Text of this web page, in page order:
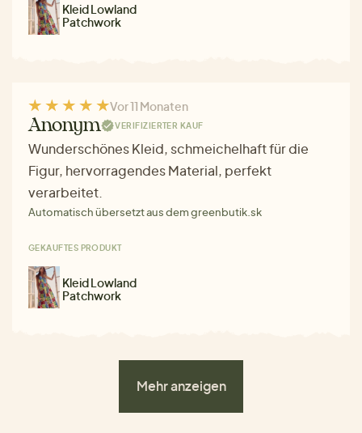
Kleid Lowland
Patchwork
Vor 11 Monaten
Anonym VERIFIZIERTER KAUF
Wunderschönes Kleid, schmeichelhaft für die
Figur, hervorragendes Material, perfekt
verarbeitet.
Automatisch übersetzt aus dem greenbutik.sk
GEKAUFTES PRODUKT
Kleid Lowland
Patchwork
Mehr anzeigen